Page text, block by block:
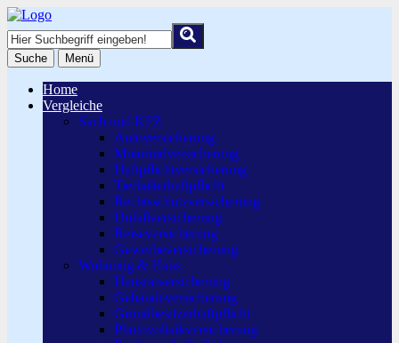
Suche Menü
Home
Vergleiche
Sach und KFZ
Autoversicherung
Motorradversicherung
Haftpflichtversicherung
Tierhalterhaftpflicht
Rechtsschutzversicherung
Unfallversicherung
Reiseversicherung
Gewerbeversicherung
Wohnung & Haus
Hausratversicherung
Gebäudeversicherung
Grundbesitzerhaftpflicht
Photovoltaikversicherung